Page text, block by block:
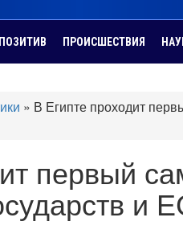
ПОЗИТИВ ПРОИСШЕСТВИЯ
» В Египте проходит
первый
и